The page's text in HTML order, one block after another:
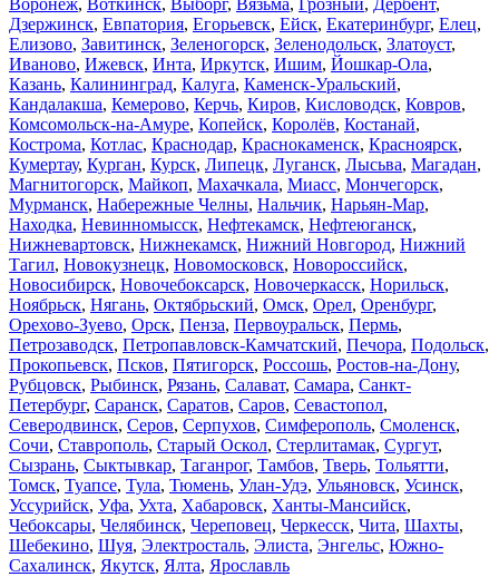
Воронеж, Воткинск, Выборг, Вязьма, Грозный, Дербент,
Дзержинск, Евпатория, Егорьевск, Ейск, Екатеринбург, Елец,
Елизово, Завитинск, Зеленогорск, Зеленодольск, Златоуст,
Иваново, Ижевск, Инта, Иркутск, Ишим, Йошкар-Ола,
Казань, Калининград, Калуга, Каменск-Уральский,
Кандалакша, Кемерово, Керчь, Киров, Кисловодск, Ковров,
Комсомольск-на-Амуре, Копейск, Королёв, Костанай,
Кострома, Котлас, Краснодар, Краснокаменск, Красноярск,
Кумертау, Курган, Курск, Липецк, Луганск, Лысьва, Магадан,
Магнитогорск, Майкоп, Махачкала, Миасс, Мончегорск,
Мурманск, Набережные Челны, Нальчик, Нарьян-Мар,
Находка, Невинномысск, Нефтекамск, Нефтеюганск,
Нижневартовск, Нижнекамск, Нижний Новгород, Нижний
Тагил, Новокузнецк, Новомосковск, Новороссийск,
Новосибирск, Новочебоксарск, Новочеркасск, Норильск,
Ноябрьск, Нягань, Октябрьский, Омск, Орел, Оренбург,
Орехово-Зуево, Орск, Пенза, Первоуральск, Пермь,
Петрозаводск, Петропавловск-Камчатский, Печора, Подольск,
Прокопьевск, Псков, Пятигорск, Россошь, Ростов-на-Дону,
Рубцовск, Рыбинск, Рязань, Салават, Самара, Санкт-
Петербург, Саранск, Саратов, Саров, Севастопол,
Северодвинск, Серов, Серпухов, Симферополь, Смоленск,
Сочи, Ставрополь, Старый Оскол, Стерлитамак, Сургут,
Сызрань, Сыктывкар, Таганрог, Тамбов, Тверь, Тольятти,
Томск, Туапсе, Тула, Тюмень, Улан-Удэ, Ульяновск, Усинск,
Уссурийск, Уфа, Ухта, Хабаровск, Ханты-Мансийск,
Чебоксары, Челябинск, Череповец, Черкесск, Чита, Шахты,
Шебекино, Шуя, Электросталь, Элиста, Энгельс, Южно-
Сахалинск, Якутск, Ялта, Ярославль